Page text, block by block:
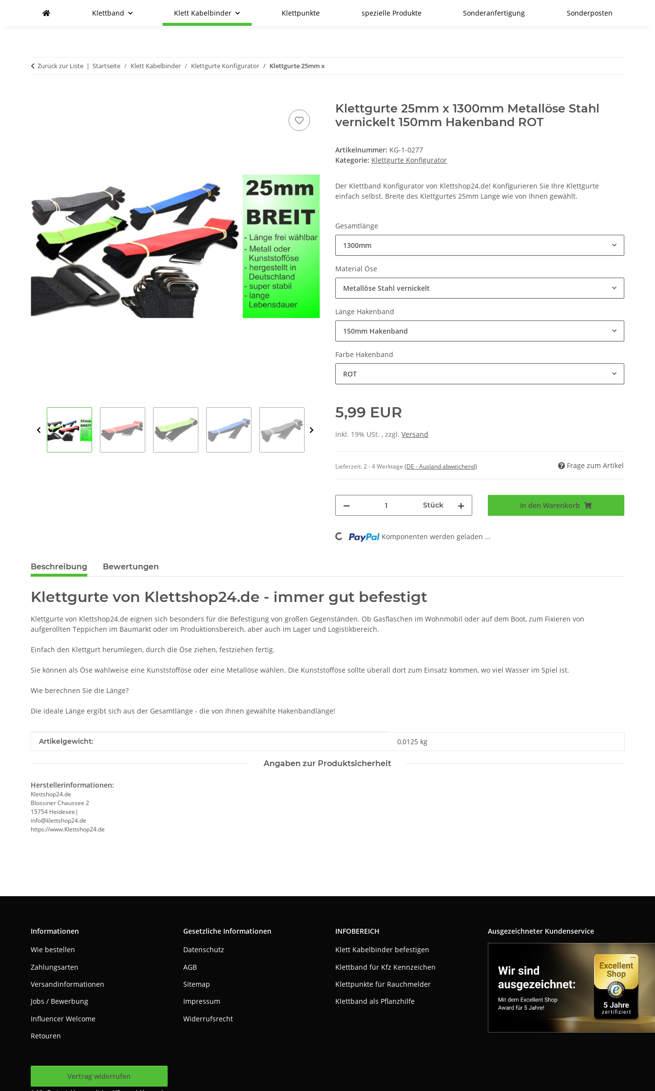
Klettband Klett Kabelbinder Klettpunkte spezielle Produkte Sonderanfertigung Sonderposten
Zurück zur Liste Startseite Klett Kabelbinder Klettgurte Konfigurator Klettgurte 25mm x
Klettgurte 25mm x 1300mm Metallöse Stahl
vernickelt 150mm Hakenband ROT
Artikelnummer: KG-1-0277
Kategorie: Klettgurte Konfigurator
Der Klettband Konfigurator von Klettshop24.de! Konfigurieren Sie Ihre Klettgurte
einfach selbst. Breite des Klettgurtes 25mm Länge wie von Ihnen gewählt.
Gesamtlänge
1300mm
Material Öse
Metallöse Stahl vernickelt
Länge Hakenband
150mm Hakenband
Farbe Hakenband
ROT
5,99 EUR
inkl. 19% USt. , zzgl. Versand
Lieferzeit:2 - 4 Werktage (DE - Ausland abweichend) Frage zum Artikel
Stück In den Warenkorb
Loading... Komponenten werden geladen ...
Beschreibung Bewertungen
Klettgurte von Klettshop24.de - immer gut befestigt
Klettgurte von Klettshop24.de eignen sich besonders für die Befestigung von großen Gegenständen. Ob Gasflaschen im Wohnmobil oder auf dem Boot, zum Fixieren von
aufgerollten Teppichen im Baumarkt oder im Produktionsbereich, aber auch im Lager und Logistikbereich.
Einfach den Klettgurt herumlegen, durch die Öse ziehen, festziehen fertig.
Sie können als Öse wahlweise eine Kunststofföse oder eine Metallöse wählen. Die Kunststofföse sollte überall dort zum Einsatz kommen, wo viel Wasser im Spiel ist.
Wie berechnen Sie die Länge?
Die ideale Länge ergibt sich aus der Gesamtlänge - die von Ihnen gewählte Hakenbandlänge!
Produkteigenschaft
Wert
Artikelgewicht: 0,0125 kg
Angaben zur Produktsicherheit
Herstellerinformationen:
Klettshop24.de
Blossiner Chaussee 2
15754 Heidesee|
info@klettshop24.de
https://www.Klettshop24.de
Informationen
Wie bestellen
Zahlungsarten
Versandinformationen
Jobs / Bewerbung
Influencer Welcome
Retouren
Gesetzliche Informationen
Datenschutz
AGB
Sitemap
Impressum
Widerrufsrecht
INFOBEREICH
Klett Kabelbinder befestigen
Klettband für Kfz Kennzeichen
Klettpunkte für Rauchmelder
Klettband als Pflanzhilfe
Ausgezeichneter Kundenservice
Vertrag widerrufen